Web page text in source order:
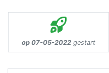
op 07-05-2022 gestart